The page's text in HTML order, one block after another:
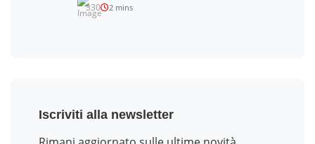
330 2 mins
Iscriviti alla newsletter